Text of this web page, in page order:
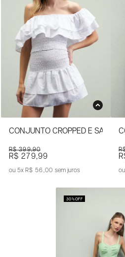
CONJUNTO CROPPED E SAIA DE
R$ 399,90
R$ 279,99
5x R$ 56,00sem juros
30%OFF